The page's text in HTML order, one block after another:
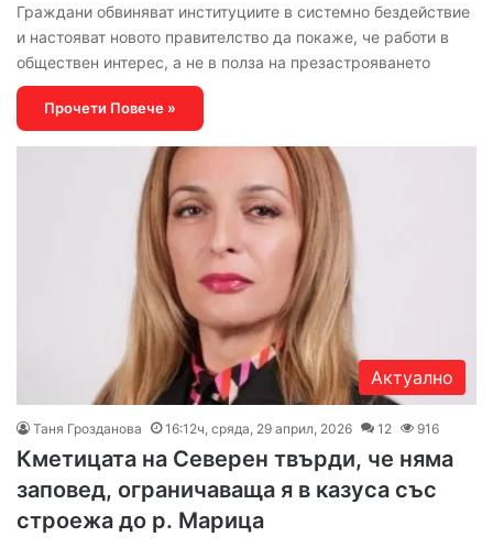
Граждани обвиняват институциите в системно бездействие
и настояват новото правителство да покаже, че работи в
обществен интерес, а не в полза на презастрояването
Прочети Повече »
Актуално
Таня Грозданова 16:12ч, сряда, 29 април, 2026 12 916
Кметицата на Северен твърди, че няма
заповед, ограничаваща я в казуса със
строежа до р. Марица